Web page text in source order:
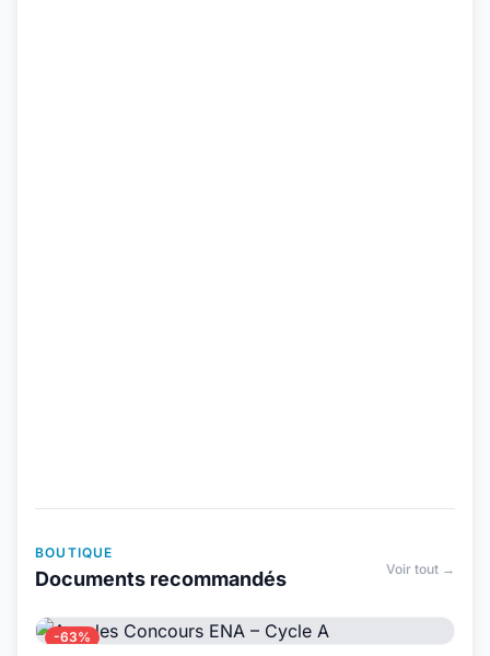
BOUTIQUE
Documents recommandés Voir tout →
-63%